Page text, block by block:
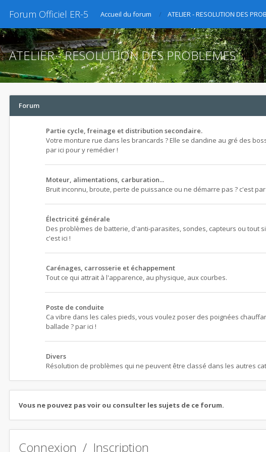
Forum Officiel ER-5 Accueil du forum ATELIER - RESOLUTION DES
ATELIER - RESOLUTION DES PROBLEMES
Forum
Partie cycle, freinage et distribution secondaire.
Votre monture rue dans les brancards ? Elle se dandine au gré des
par ici pour y remédier !
Moteur, alimentations, carburation...
Bruit inconnu, broute, perte de puissance ou ne démarre pas ? c'est par
Électricité générale
Des problèmes de batterie, d'anti-parasites, sondes, capteurs ou tout
c'est ici !
Carénages, carrosserie et échappement
Tout ce qui attrait à l'apparence, au physique, aux courbes.
Poste de conduite
Ca vibre dans les cales pieds, vous voulez poser des poignées
ballade ? par ici !
Divers
Résolution de problèmes qui ne peuvent être classé dans les autres
Vous ne pouvez pas voir ou consulter les sujets de ce forum.
Connexion / Inscription